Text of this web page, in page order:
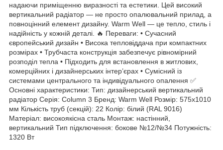
надаючи приміщенню виразності та естетики. Цей високий
вертикальний радіатор — не просто опалювальний прилад, а
повноцінний елемент дизайну. Warm Well — це тепло, стиль і
надійність у кожній деталі. 🔥 Переваги: • Сучасний
європейський дизайн • Висока тепловіддача при компактних
розмірах • Трубчаста конструкція забезпечує рівномірний
розподіл тепла • Підходить для встановлення в житлових,
комерційних і дизайнерських інтер’єрах • Сумісний із
системами центрального та індивідуального опалення ✅
Основні характеристики: Тип: дизайнерський вертикальний
радіатор Серія: Column 3 Бренд: Warm Well Розмір: 575x1010
мм Кількість труб (секцій): 22 Колір: білий (RAL 9016)
Матеріал: високоякісна сталь Монтаж: настінний,
вертикальний Тип підключення: бокове №12/№34 Потужність:
1320 Вт